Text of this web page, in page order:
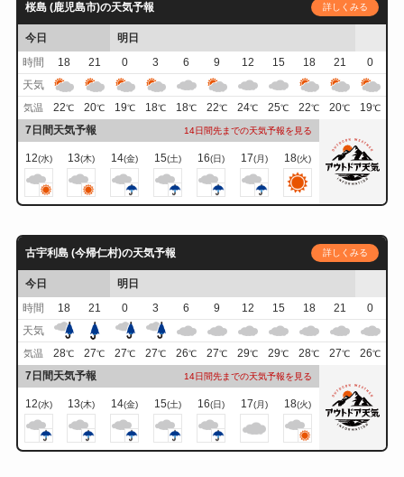
桜島 (鹿児島市)の天気予報 詳しくみる
今日
明日
時間
18 21 0 3 6 9 12 15 18 21
0
天気
気温 22℃ 20℃ 19℃ 18℃ 18℃ 22℃ 24℃ 25℃ 22℃ 20℃ 19℃
7日間天気予報 14日間先までの天気予報を見る
12(水) 13(木) 14(金) 15(土) 16(日) 17(月) 18(火)
古宇利島 (今帰仁村)の天気予報 詳しくみる
今日
明日
時間
18 21 0 3 6 9 12 15 18 21
0
天気
気温 28℃ 27℃ 27℃ 27℃ 26℃ 27℃ 29℃ 29℃ 28℃ 27℃ 26℃
7日間天気予報 14日間先までの天気予報を見る
12(水) 13(木) 14(金) 15(土) 16(日) 17(月) 18(火)